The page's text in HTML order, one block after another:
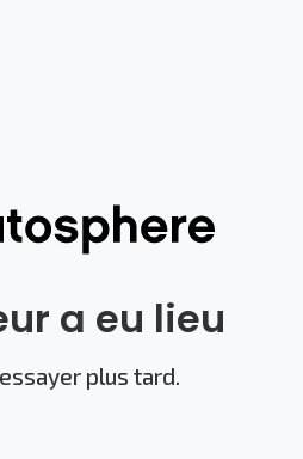
a eu lieu
plus tard.